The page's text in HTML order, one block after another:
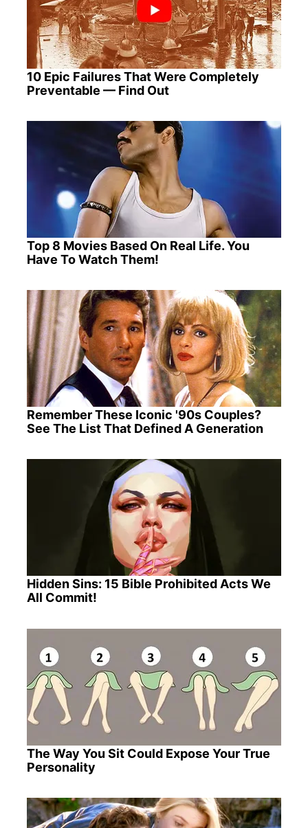
10 Epic Failures That Were Completely
Preventable — Find Out
Top 8 Movies Based On Real Life. You
Have To Watch Them!
Remember These Iconic '90s Couples?
See The List That Defined A Generation
Hidden Sins: 15 Bible Prohibited Acts We
All Commit!
The Way You Sit Could Expose Your True
Personality